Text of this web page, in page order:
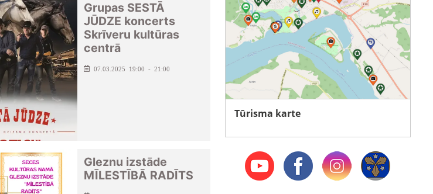
Grupas SESTĀ
JŪDZE koncerts
Skrīveru kultūras
centrā
07.03.2025 19:00 - 21:00
Gleznu izstāde
MĪLESTĪBĀ RADĪTS
Tūrisma karte